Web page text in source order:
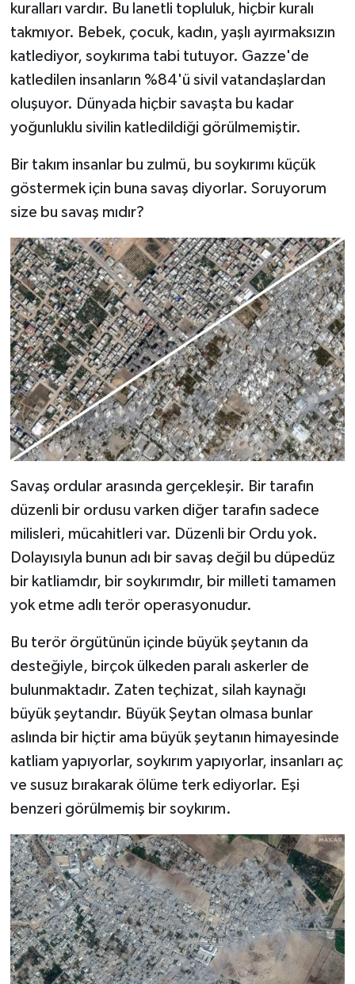
kuralları vardır. Bu lanetli topluluk, hiçbir kuralı
takmıyor. Bebek, çocuk, kadın, yaşlı ayırmaksızın
katlediyor, soykırıma tabi tutuyor. Gazze'de
katledilen insanların %84'ü sivil vatandaşlardan
oluşuyor. Dünyada hiçbir savaşta bu kadar
yoğunluklu sivilin katledildiği görülmemiştir.
Bir takım insanlar bu zulmü, bu soykırımı küçük
göstermek için buna savaş diyorlar. Soruyorum
size bu savaş mıdır?
Savaş ordular arasında gerçekleşir. Bir tarafın
düzenli bir ordusu varken diğer tarafın sadece
milisleri, mücahitleri var. Düzenli bir Ordu yok.
Dolayısıyla bunun adı bir savaş değil bu düpedüz
bir katliamdır, bir soykırımdır, bir milleti tamamen
yok etme adlı terör operasyonudur.
Bu terör örgütünün içinde büyük şeytanın da
desteğiyle, birçok ülkeden paralı askerler de
bulunmaktadır. Zaten teçhizat, silah kaynağı
büyük şeytandır. Büyük Şeytan olmasa bunlar
aslında bir hiçtir ama büyük şeytanın himayesinde
katliam yapıyorlar, soykırım yapıyorlar, insanları aç
ve susuz bırakarak ölüme terk ediyorlar. Eşi
benzeri görülmemiş bir soykırım.